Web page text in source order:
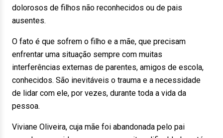
dolorosos de filhos não reconhecidos ou de pais
ausentes.
O fato é que sofrem o filho e a mãe, que precisam
enfrentar uma situação sempre com muitas
interferências externas de parentes, amigos de escola,
conhecidos. São inevitáveis o trauma e a necessidade
de lidar com ele, por vezes, durante toda a vida da
pessoa.
Viviane Oliveira, cuja mãe foi abandonada pelo pai